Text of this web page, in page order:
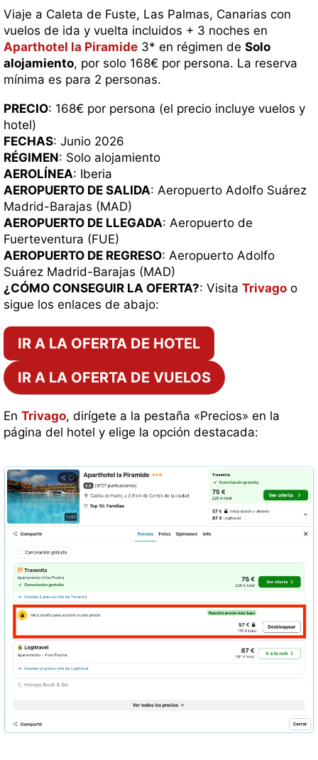
Viaje a Caleta de Fuste, Las Palmas, Canarias con
vuelos de ida y vuelta incluidos + 3 noches en
Aparthotel la Piramide 3* en régimen de Solo
alojamiento, por solo 168€ por persona. La reserva
mínima es para 2 personas.
PRECIO: 168€ por persona (el precio incluye vuelos y
hotel)
FECHAS: Junio 2026
RÉGIMEN: Solo alojamiento
AEROLÍNEA: Iberia
AEROPUERTO DE SALIDA: Aeropuerto Adolfo Suárez
Madrid-Barajas (MAD)
AEROPUERTO DE LLEGADA: Aeropuerto de
Fuerteventura (FUE)
AEROPUERTO DE REGRESO: Aeropuerto Adolfo
Suárez Madrid-Barajas (MAD)
¿CÓMO CONSEGUIR LA OFERTA?: Visita Trivago o
sigue los enlaces de abajo:
IR A LA OFERTA DE HOTEL
IR A LA OFERTA DE VUELOS
En Trivago, dirígete a la pestaña «Precios» en la
página del hotel y elige la opción destacada: